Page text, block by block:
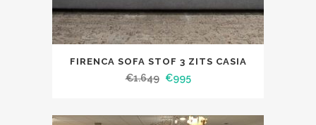
FIRENCA SOFA STOF 3 ZITS CASIA
€1.649 €995